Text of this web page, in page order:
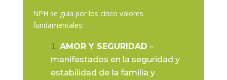
NPH se guía por los cinco valores
fundamentales:
AMOR Y SEGURIDAD –
manifestados en la seguridad y
estabilidad de la familia y